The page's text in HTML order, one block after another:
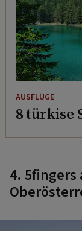
AUSFLÜGE
8 türkise
4.